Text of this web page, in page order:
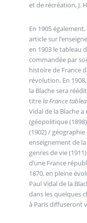
et de récréation, J.
En 1905
article sur
en 1903 le tableau
commandée par
histoire de France
révolution. En
la Blache sera
titrela France
Vidal de la Blache
(géopolitique
(1902) /
enseignement de
genres de vie
d’une France
1870, en pleine
Paul Vidal de la
dans les quelques
à Paris diffuseront